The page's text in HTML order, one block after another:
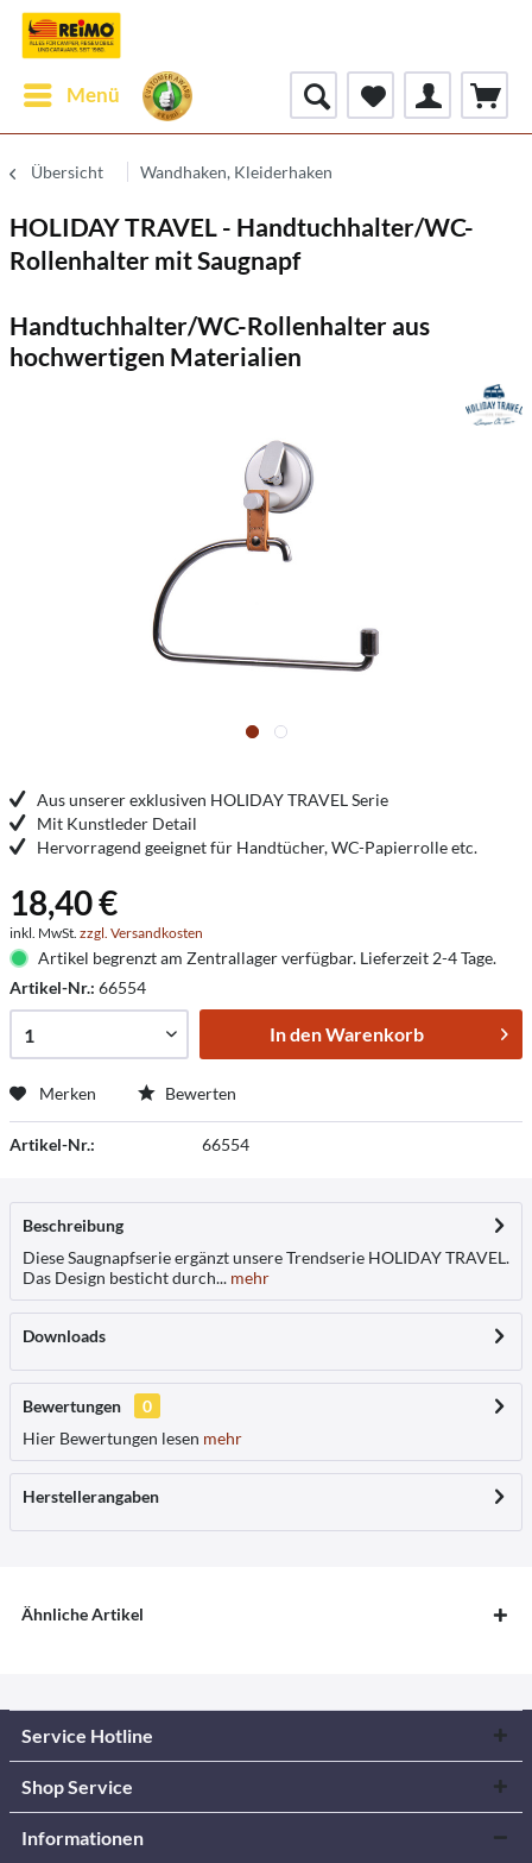
Menü
Übersicht Wandhaken, Kleiderhaken
HOLIDAY TRAVEL - Handtuchhalter/WC-
Rollenhalter mit Saugnapf
Handtuchhalter/WC-Rollenhalter aus
hochwertigen Materialien
Aus unserer exklusiven HOLIDAY TRAVEL Serie
Mit Kunstleder Detail
Hervorragend geeignet für Handtücher, WC-Papierrolle etc.
18,40 €
inkl. MwSt. zzgl. Versandkosten
Artikel begrenzt am Zentrallager verfügbar. Lieferzeit 2-4 Tage.
Artikel-Nr.: 66554
In denWarenkorb
Merken Bewerten
Artikel-Nr.: 66554
Beschreibung
Diese Saugnapfserie ergänzt unsere Trendserie HOLIDAY TRAVEL.
Das Design besticht durch... mehr
Downloads
Bewertungen
0
Hier Bewertungen lesen mehr
Herstellerangaben
Ähnliche Artikel
Service Hotline
Shop Service
Informationen